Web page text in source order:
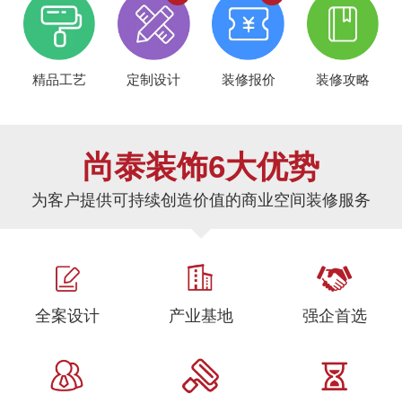
精品工艺 定制设计 装修报价 装修攻略
尚泰装饰6大优势
为客户提供可持续创造价值的商业空间装修服务
全案设计 产业基地 强企首选